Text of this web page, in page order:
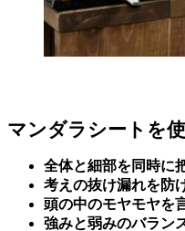
マンダラシートを
全体と細部を同時に
考えの抜け漏れを防
頭の中のモヤモヤを
強みと弱みのバラン